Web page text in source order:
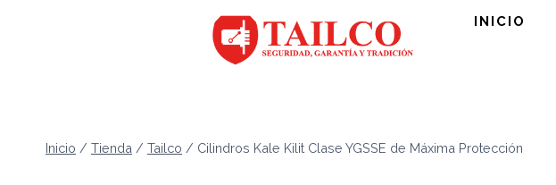
INICIO
Inicio / Tienda / Tailco / Cilindros Kale Kilit Clase YGSSE de Máxima Protección